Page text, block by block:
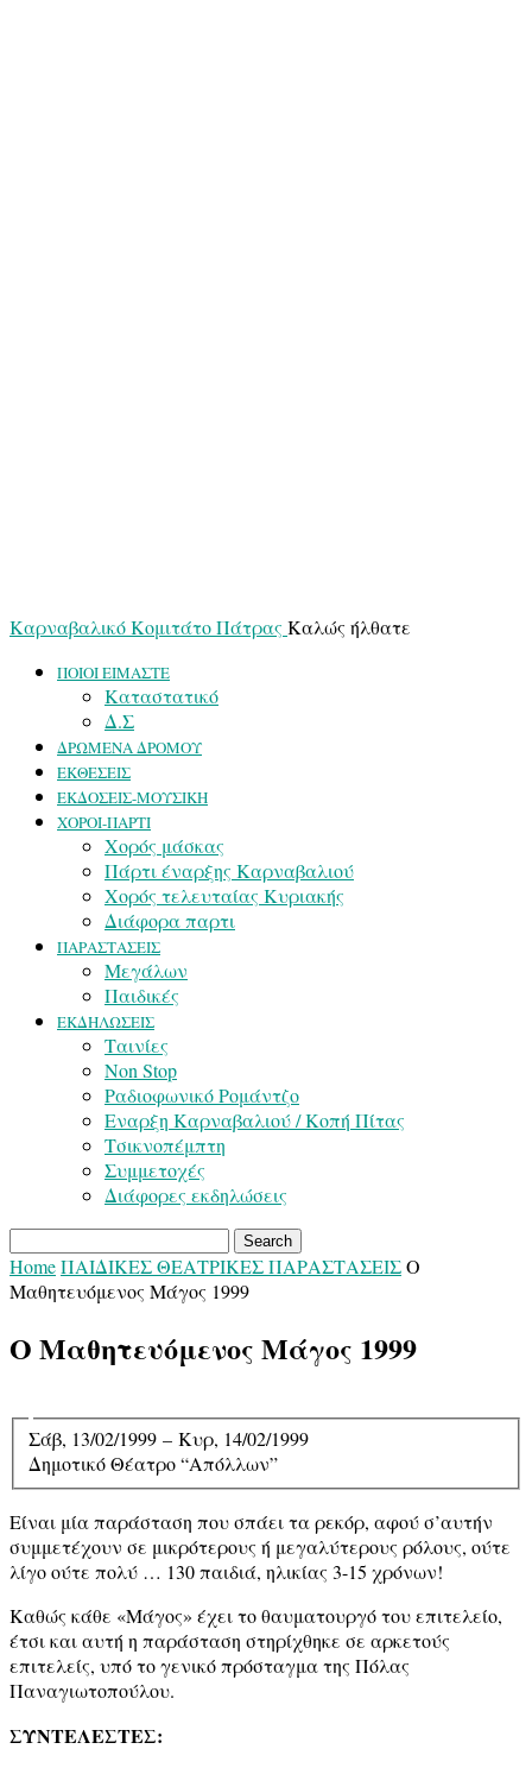
Καρναβαλικό Κομιτάτο Πάτρας Καλώς ήλθατε
ΠΟΙΟΙ ΕΙΜΑΣΤΕ
Καταστατικό
Δ.Σ
ΔΡΩΜΕΝΑ ΔΡΟΜΟΥ
ΕΚΘΕΣΕΙΣ
ΕΚΔΟΣΕΙΣ-ΜΟΥΣΙΚΗ
ΧΟΡΟΙ-ΠΑΡΤΙ
Χορός μάσκας
Πάρτι έναρξης Καρναβαλιού
Χορός τελευταίας Κυριακής
Διάφορα παρτι
ΠΑΡΑΣΤΑΣΕΙΣ
Μεγάλων
Παιδικές
ΕΚΔΗΛΩΣΕΙΣ
Ταινίες
Non Stop
Ραδιοφωνικό Ρομάντζο
Εναρξη Καρναβαλιού / Κοπή Πίτας
Τσικνοπέμπτη
Συμμετοχές
Διάφορες εκδηλώσεις
HomeΠΑΙΔΙΚΕΣ ΘΕΑΤΡΙΚΕΣ ΠΑΡΑΣΤΑΣΕΙΣΟ
Μαθητευόμενος Μάγος 1999
Ο Μαθητευόμενος Μάγος 1999
Σάβ, 13/02/1999 – Κυρ, 14/02/1999
Δημοτικό Θέατρο “Απόλλων”
Είναι μία παράσταση που σπάει τα ρεκόρ, αφού σ’αυτήν
συμμετέχουν σε μικρότερους ή μεγαλύτερους ρόλους, ούτε
λίγο ούτε πολύ … 130 παιδιά, ηλικίας 3-15 χρόνων!
Καθώς κάθε «Μάγος» έχει το θαυματουργό του επιτελείο,
έτσι και αυτή η παράσταση στηρίχθηκε σε αρκετούς
επιτελείς, υπό το γενικό πρόσταγμα της Πόλας
Παναγιωτοπούλου.
ΣΥΝΤΕΛΕΣΤΕΣ: